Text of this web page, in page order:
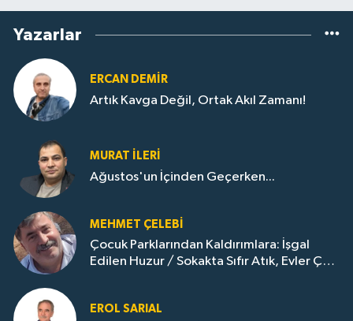
Yazarlar
ERCAN DEMIR
Artık Kavga Değil, Ortak Akıl Zamanı!
MURAT İLERI
Ağustos'un İçinden Geçerken...
MEHMET ÇELEBI
Çocuk Parklarından Kaldırımlara: İşgal
Edilen Huzur / Sokakta Sıfır Atık, Evler Çöp
EROL SARIAL